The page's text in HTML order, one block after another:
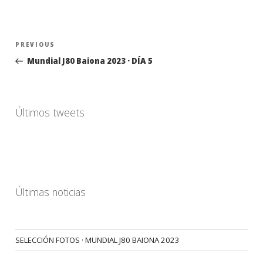
Navegación
entradas
Previous
Post
PREVIOUS
Mundial J80 Baiona 2023 · DÍA 5
Últimos tweets
Últimas noticias
SELECCIÓN FOTOS · MUNDIAL J80 BAIONA 2023